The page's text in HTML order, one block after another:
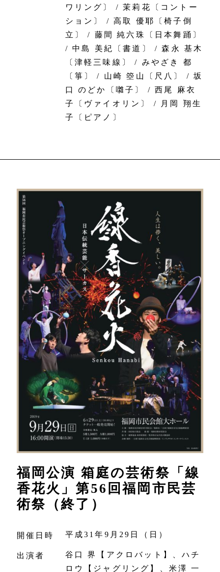
ワリング〕 / 茉莉花〔コントー
ション〕 / 高取 優耶〔椅子倒
立〕 / 藤間 純六珠〔日本舞踊〕
/ 中島 美紀〔書道〕 / 森永 基木
〔津軽三味線〕 / みやざき 都
〔箏〕 / 山崎 箜山〔尺八〕 / 坂
口 のどか〔囃子〕 / 西尾 麻衣
子〔ヴァイオリン〕 / 月岡 翔生
子〔ピアノ〕
福岡公演 箱庭の芸術祭「線
香花火」第56回福岡市民芸
術祭（終了）
開催日時 平成31年9月29日（日）
出演者
谷口 界【アクロバット】、ハチ
ロウ【ジャグリング】、米澤 一